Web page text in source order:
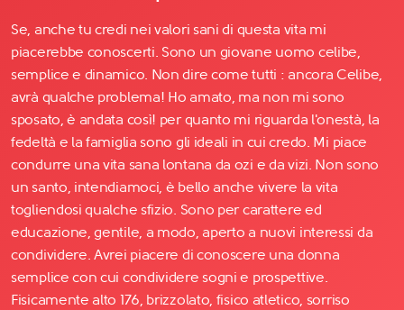
Se, anche tu credi nei valori sani di questa vita mi
piacerebbe conoscerti. Sono un giovane uomo celibe,
semplice e dinamico. Non dire come tutti : ancora Celibe,
avrà qualche problema! Ho amato, ma non mi sono
sposato, è andata così! per quanto mi riguarda l'onestà, la
fedeltà e la famiglia sono gli ideali in cui credo. Mi piace
condurre una vita sana lontana da ozi e da vizi. Non sono
un santo, intendiamoci, è bello anche vivere la vita
togliendosi qualche sfizio. Sono per carattere ed
educazione, gentile, a modo, aperto a nuovi interessi da
condividere. Avrei piacere di conoscere una donna
semplice con cui condividere sogni e prospettive.
Fisicamente alto 176, brizzolato, fisico atletico, sorriso